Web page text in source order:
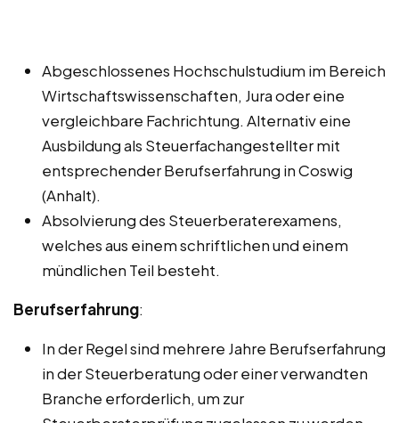
Abgeschlossenes Hochschulstudium im Bereich
Wirtschaftswissenschaften, Jura oder eine
vergleichbare Fachrichtung. Alternativ eine
Ausbildung als Steuerfachangestellter mit
entsprechender Berufserfahrung in Coswig
(Anhalt).
Absolvierung des Steuerberaterexamens,
welches aus einem schriftlichen und einem
mündlichen Teil besteht.
Berufserfahrung:
In der Regel sind mehrere Jahre Berufserfahrung
in der Steuerberatung oder einer verwandten
Branche erforderlich, um zur